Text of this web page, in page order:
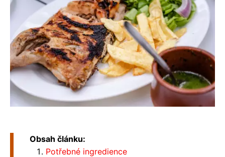
Obsah článku:
Potřebné ingredience